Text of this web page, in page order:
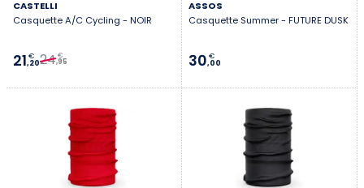
Première connexion ?
Créez votre compte
CASTELLI
Casquette A/C Cycling - NOIR
21,20
€ 24,95
€
ASSOS
Casquette Summer - FUTURE DUSK
30,00
€